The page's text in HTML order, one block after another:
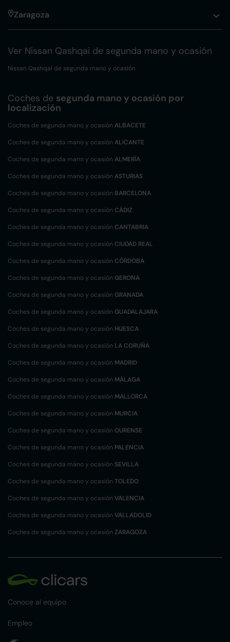
Zaragoza
Ver Nissan Qashqai de segunda mano y ocasión
Nissan Qashqai de segunda mano y ocasión
Coches de segunda mano y ocasión por
localización
Coches de segunda mano y ocasión ALBACETE
Coches de segunda mano y ocasión ALICANTE
Coches de segunda mano y ocasión ALMERÍA
Coches de segunda mano y ocasión ASTURIAS
Coches de segunda mano y ocasión BARCELONA
Coches de segunda mano y ocasión CÁDIZ
Coches de segunda mano y ocasión CANTABRIA
Coches de segunda mano y ocasión CIUDAD REAL
Coches de segunda mano y ocasión CÓRDOBA
Coches de segunda mano y ocasión GERONA
Coches de segunda mano y ocasión GRANADA
Coches de segunda mano y ocasión GUADALAJARA
Coches de segunda mano y ocasión HUESCA
Coches de segunda mano y ocasión LA CORUÑA
Coches de segunda mano y ocasión MADRID
Coches de segunda mano y ocasión MÁLAGA
Coches de segunda mano y ocasión MALLORCA
Coches de segunda mano y ocasión MURCIA
Coches de segunda mano y ocasión OURENSE
Coches de segunda mano y ocasión PALENCIA
Coches de segunda mano y ocasión SEVILLA
Coches de segunda mano y ocasión TOLEDO
Coches de segunda mano y ocasión VALENCIA
Coches de segunda mano y ocasión VALLADOLID
Coches de segunda mano y ocasión ZARAGOZA
Conoce al equipo
Empleo